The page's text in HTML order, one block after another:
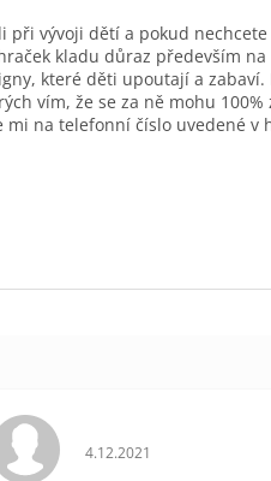
při vývoji dětí a pokud
kladu důraz především
které děti upoutají a
vím, že se za ně mohu
mi na telefonní číslo uvedené
Hodnocení obchodu je
4.12.2021